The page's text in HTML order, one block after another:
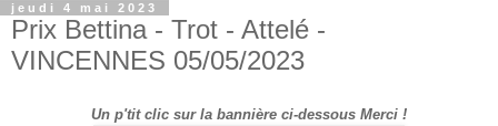
jeudi 4 mai 2023
Prix Bettina - Trot - Attelé -
VINCENNES 05/05/2023
Un p'tit clic sur la bannière ci-dessous Merci !